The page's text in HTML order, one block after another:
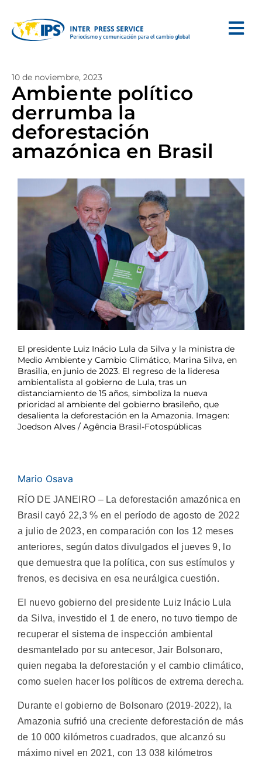
10 de noviembre, 2023
Ambiente político
derrumba la
deforestación
amazónica en Brasil
El presidente Luiz Inácio Lula da Silva y la ministra de
Medio Ambiente y Cambio Climático, Marina Silva, en
Brasilia, en junio de 2023. El regreso de la lideresa
ambientalista al gobierno de Lula, tras un
distanciamiento de 15 años, simboliza la nueva
prioridad al ambiente del gobierno brasileño, que
desalienta la deforestación en la Amazonia. Imagen:
Joedson Alves / Agência Brasil-Fotospúblicas
Mario Osava
RÍO DE JANEIRO – La deforestación amazónica en
Brasil cayó 22,3 % en el período de agosto de 2022
a julio de 2023, en comparación con los 12 meses
anteriores, según datos divulgados el jueves 9, lo
que demuestra que la política, con sus estímulos y
frenos, es decisiva en esa neurálgica cuestión.
El nuevo gobierno del presidente Luiz Inácio Lula
da Silva, investido el 1 de enero, no tuvo tiempo de
recuperar el sistema de inspección ambiental
desmantelado por su antecesor, Jair Bolsonaro,
quien negaba la deforestación y el cambio climático,
como suelen hacer los políticos de extrema derecha.
Durante el gobierno de Bolsonaro (2019-2022), la
Amazonia sufrió una creciente deforestación de más
de 10 000 kilómetros cuadrados, que alcanzó su
máximo nivel en 2021, con 13 038 kilómetros